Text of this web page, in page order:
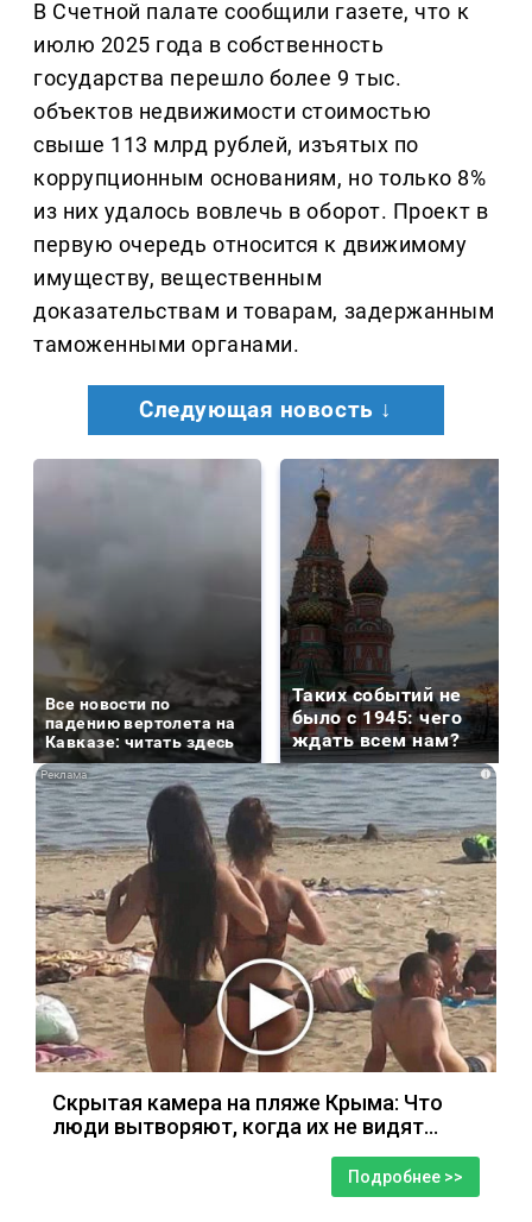
В Счетной палате сообщили газете, что к
июлю 2025 года в собственность
государства перешло более 9 тыс.
объектов недвижимости стоимостью
свыше 113 млрд рублей, изъятых по
коррупционным основаниям, но только 8%
из них удалось вовлечь в оборот. Проект в
первую очередь относится к движимому
имуществу, вещественным
доказательствам и товарам, задержанным
таможенными органами.
Следующая новость ↓
Все новости по
падению вертолета на
Кавказе: читать здесь
Таких событий не
было с 1945: чего
ждать всем нам?
i
Скрытая камера на пляже Крыма: Что
люди вытворяют, когда их не видят...
Подробнее >>